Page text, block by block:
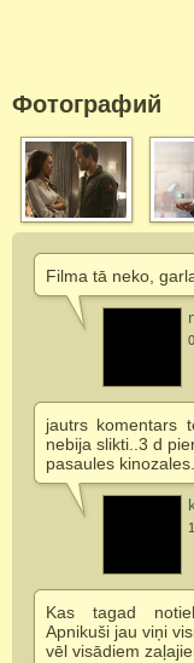
Фотографий
Filma tā neko,
jautrs komentars
nebija slikti..3 d
pasaules
Kas tagad
Apnikuši jau viņi
vēl visādiem